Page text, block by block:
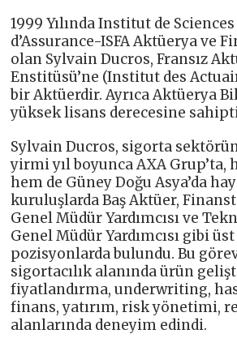
1999 Yılında Institut de
d’Assurance-ISFA Aktüerya ve
olan Sylvain Ducros, Fransız
Enstitüsü’ne (Institut des
bir Aktüerdir. Ayrıca Aktüerya
yüksek lisans derecesine
Sylvain Ducros, sigorta
yirmi yıl boyunca AXA Grup’ta,
hem de Güney Doğu Asya’da
kuruluşlarda Baş Aktüer,
Genel Müdür Yardımcısı ve
Genel Müdür Yardımcısı gibi
pozisyonlarda bulundu. Bu
sigortacılık alanında ürün
fiyatlandırma, underwriting,
finans, yatırım, risk yönetimi,
alanlarında deneyim edindi.